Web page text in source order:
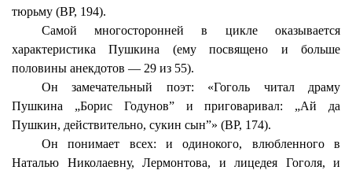
тюрьму (ВР, 194).
Самой многосторонней в цикле оказывается
характеристика Пушкина (ему посвящено и больше
половины анекдотов — 29 из 55).
Он замечательный поэт: «Гоголь читал драму
Пушкина „Борис Годунов” и приговаривал: „Ай да
Пушкин, действительно, сукин сын”» (ВР, 174).
Он понимает всех: и одинокого, влюбленного в
Наталью Николаевну, Лермонтова, и лицедея Гоголя, и